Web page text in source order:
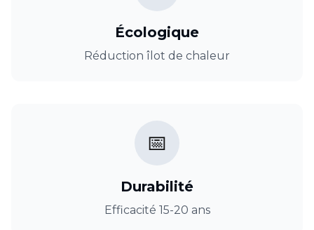
Écologique
Réduction îlot de chaleur
📅
Durabilité
Efficacité 15-20 ans